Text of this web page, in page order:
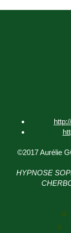
©2017 Aurélie
HYPNOSE